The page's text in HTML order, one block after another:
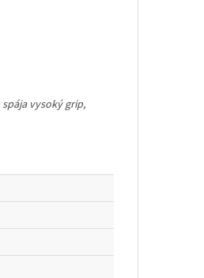
vysoký grip,